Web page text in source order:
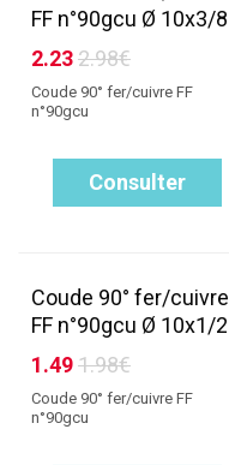
FF n°90gcu Ø 10x3/8
2.232.98€
Coude 90° fer/cuivre FF
n°90gcu
Consulter
Coude 90° fer/cuivre
FF n°90gcu Ø 10x1/2
1.491.98€
Coude 90° fer/cuivre FF
n°90gcu